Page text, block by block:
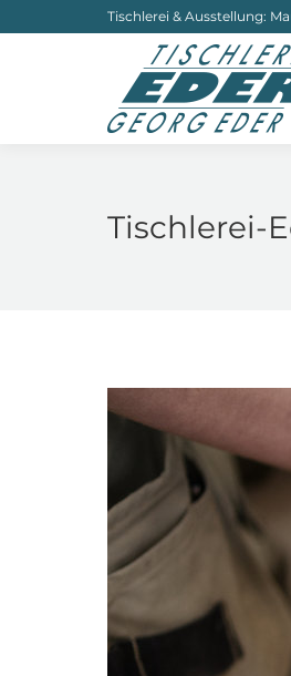
Tischlerei & Ausstellung:
Tischlerei-